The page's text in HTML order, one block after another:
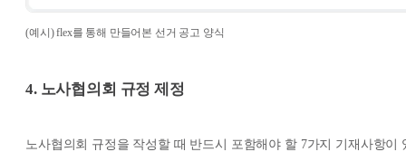
(예시) flex를 통해 만들어본 선거 공고 양식
4. 노사협의회 규정 제정
노사협의회 규정을 작성할 때 반드시 포함해야 할 7가지 기재사항이